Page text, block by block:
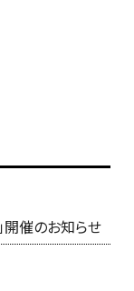
開催のお知らせ